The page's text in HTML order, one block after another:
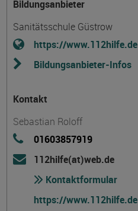
Bildungsanbieter
Sanitätsschule Güstrow
https://www.112hilfe.de
Bildungsanbieter-Infos
Kontakt
Sebastian Roloff
01603857919
112hilfe(at)web.de
Kontaktformular
https://www.112hilfe.de